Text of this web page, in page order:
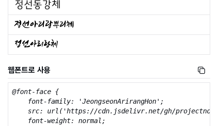
웹폰트로 사용
@font-face {
    font-family: 'JeongseonArirangHon';
src: url('https://cdn.jsdelivr.net/gh/
    font-weight: normal;